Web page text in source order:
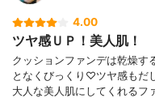
4.00
ツヤ感ＵＰ！美人肌！
クッションファンデは乾燥す
となくびっくり♡ツヤ感もだ
大人な美人肌にしてくれるフ